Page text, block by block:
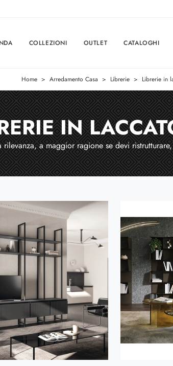
COLLEZIONI OUTLET CATALOGHI
Home > Arredamento Casa > Librerie > Librerie in
IN
a maggior ragione se devi